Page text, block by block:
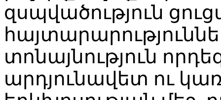
զսպվածություն
տոնայնություն
արդյունավետ ու